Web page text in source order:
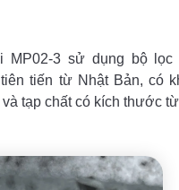
3 sử dụng bộ lọc
tiến từ Nhật Bản, có
tạp chất có kích thước